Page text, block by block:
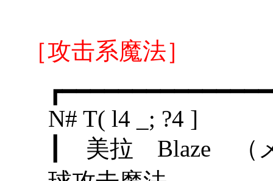
［攻击系魔法］
N# T( l4 _; ?4 ]
┃ 美拉